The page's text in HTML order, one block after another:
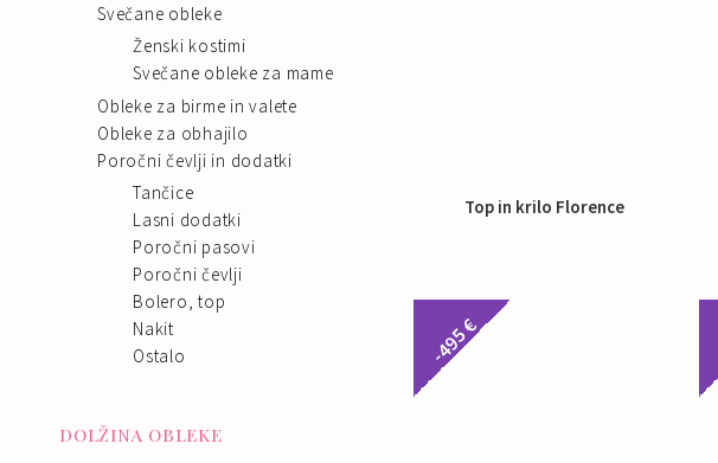
Top in krilo Florence
-495 €
Svečane obleke
Ženski kostimi
Svečane obleke za mame
Obleke za birme in valete
Obleke za obhajilo
Poročni čevlji in dodatki
Tančice
Lasni dodatki
Poročni pasovi
Poročni čevlji
Bolero, top
Nakit
Ostalo
DOLŽINA OBLEKE